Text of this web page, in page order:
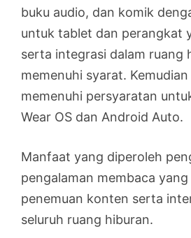
buku audio, dan komik
untuk tablet dan perangkat
serta integrasi dalam ruang
memenuhi syarat.
memenuhi persyaratan
Wear OS dan Android Auto.
Manfaat yang diperoleh
pengalaman membaca
penemuan konten serta
seluruh ruang hiburan.